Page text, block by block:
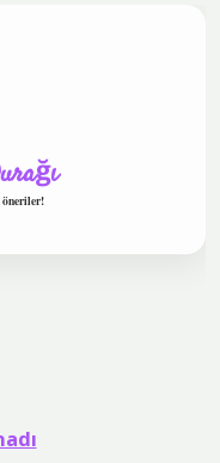
öneriler!